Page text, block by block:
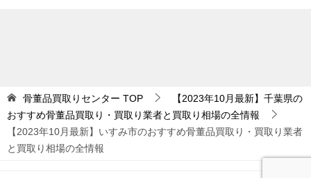
骨董品買取りセンター TOP
【2023年10月最新】千葉県の
おすすめ骨董品買取り・買取り業者と買取り相場の全情報
【2023年10月最新】いすみ市のおすすめ骨董品買取り・買取り業者
と買取り相場の全情報